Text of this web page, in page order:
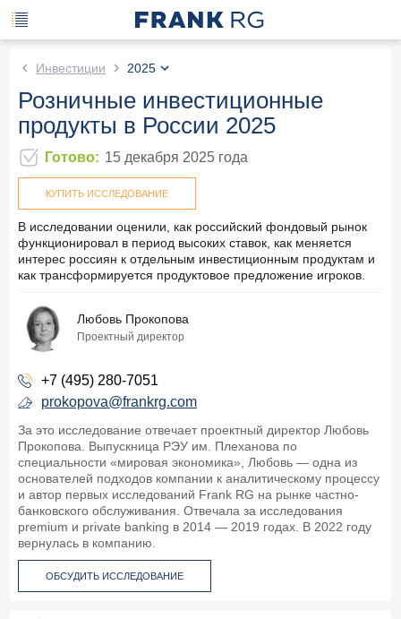
Инвестиции 2025
Розничные инвестиционные
продукты в России 2025
Готово: 15 декабря 2025 года
КУПИТЬ ИССЛЕДОВАНИЕ
В исследовании оценили, как российский фондовый рынок
функционировал в период высоких ставок, как меняется
интерес россиян к отдельным инвестиционным продуктам и
как трансформируется продуктовое предложение игроков.
Любовь Прокопова
Проектный директор
+7 (495) 280-7051
prokopova@frankrg.com
За это исследование отвечает проектный директор Любовь
Прокопова. Выпускница РЭУ им. Плеханова по
специальности «мировая экономика», Любовь — одна из
основателей подходов компании к аналитическому процессу
и автор первых исследований Frank RG на рынке частно-
банковского обслуживания. Отвечала за исследования
premium и private banking в 2014 — 2019 годах. В 2022 году
вернулась в компанию.
ОБСУДИТЬ ИССЛЕДОВАНИЕ